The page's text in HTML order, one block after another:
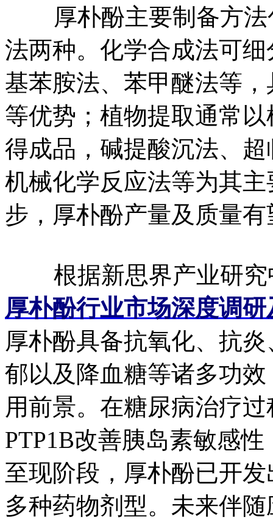
厚朴酚主要制备方法
法两种。化学合成法可
基苯胺法、苯甲醚法等
等优势；植物提取通常
得成品，碱提酸沉法、
机械化学反应法等为其
步，厚朴酚产量及质量
根据新思界产业研究
厚朴酚行业市场深度调
厚朴酚具备抗氧化、抗
郁以及降血糖等诸多功
用前景。在糖尿病治疗
PTP1B改善胰岛素敏感
至现阶段，厚朴酚已开
多种药物剂型。未来伴